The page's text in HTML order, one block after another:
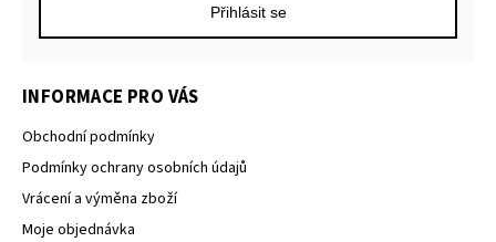
Přihlásit se
INFORMACE PRO VÁS
Obchodní podmínky
Podmínky ochrany osobních údajů
Vrácení a výměna zboží
Moje objednávka